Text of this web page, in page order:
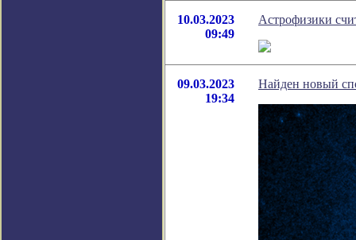
10.03.2023
09:49
Астрофизики
09.03.2023
19:34
Найден новый